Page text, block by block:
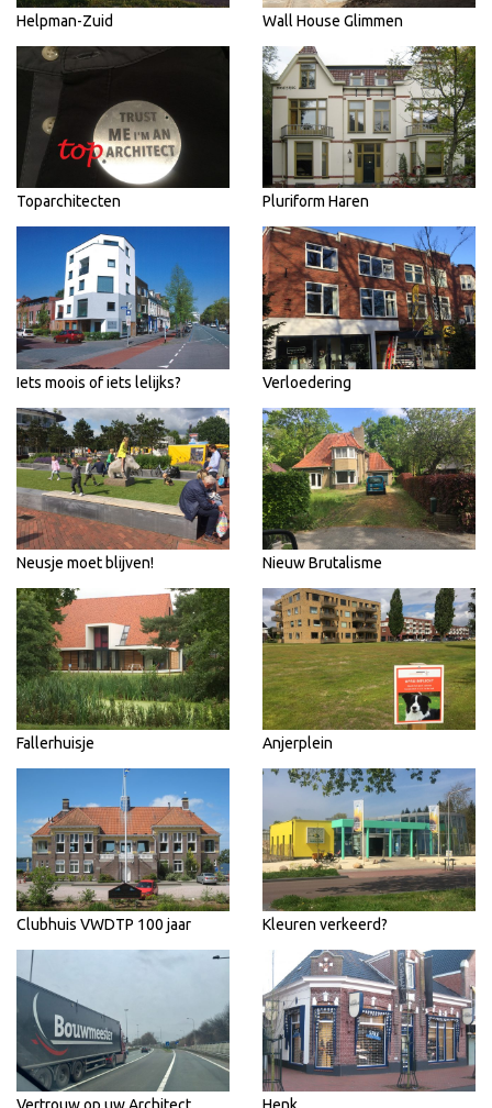
Helpman-Zuid Wall House Glimmen
Toparchitecten Pluriform Haren
Iets moois of iets lelijks? Verloedering
Neusje moet blijven! Nieuw Brutalisme
Fallerhuisje Anjerplein
Clubhuis VWDTP 100 jaar Kleuren verkeerd?